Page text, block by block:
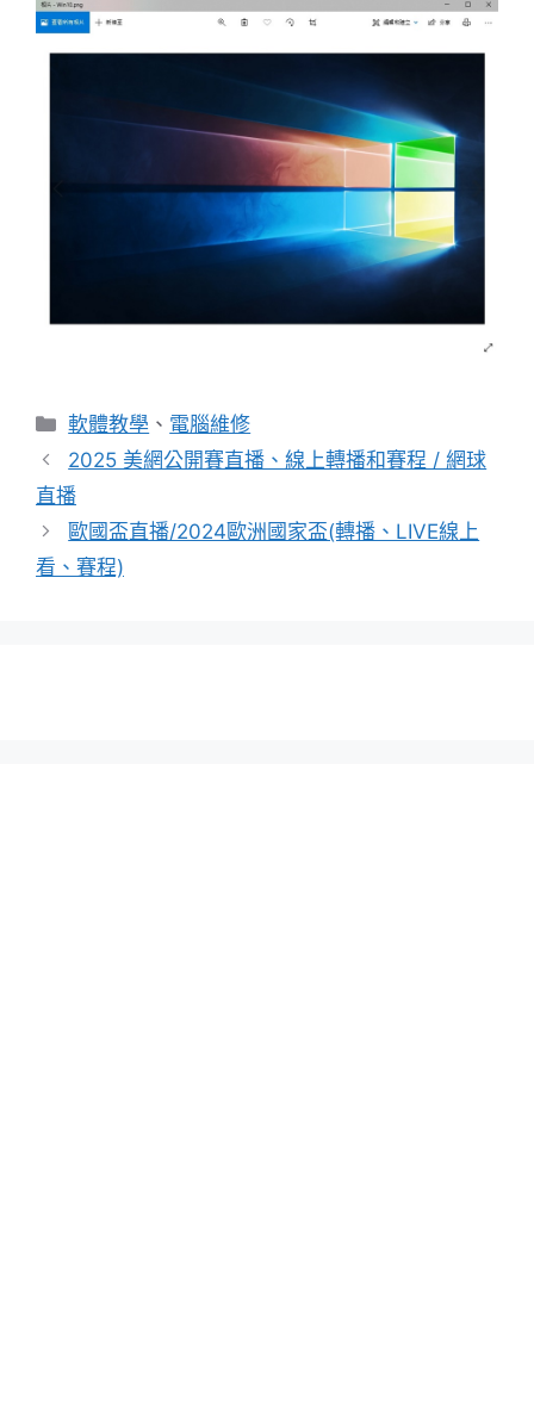
分
類
軟體教學 、 電腦維修
2025 美網公開賽直播、線上轉播和賽程 / 網球
直播
歐國盃直播/2024歐洲國家盃(轉播、LIVE線上
看、賽程)